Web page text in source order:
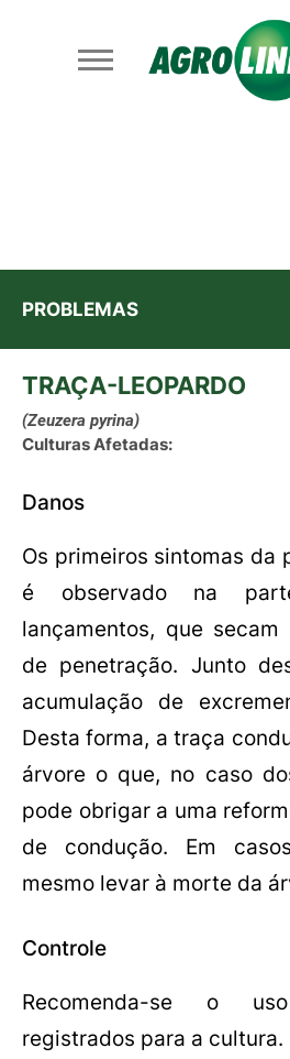
PROBLEMAS
TRAÇA-LEOPARDO
(Zeuzera pyrina)
Culturas Afetadas:
Danos
Os primeiros sintomas da
é observado na
lançamentos, que
de penetração. Junto
acumulação de
Desta forma, a traça
árvore o que, no caso
pode obrigar a uma
de condução. Em
mesmo levar à morte da
Controle
Recomenda-se o
registrados para a cultura.